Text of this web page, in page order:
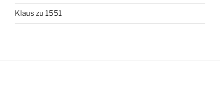
Klaus zu 1551